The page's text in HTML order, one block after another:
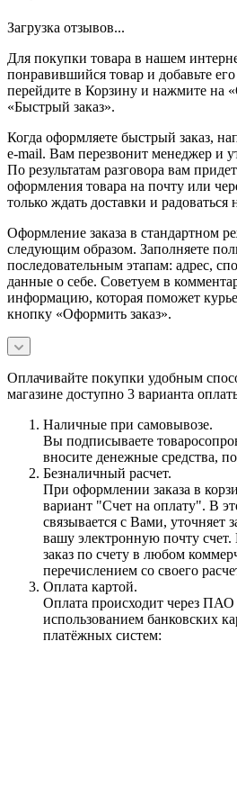
Загрузка отзывов...
Для покупки товара в нашем
понравившийся товар и добавьте
перейдите в Корзину и нажмите на
«Быстрый заказ».
Когда оформляете быстрый заказ,
e-mail. Вам перезвонит менеджер и
По результатам разговора вам
оформления товара на почту или
только ждать доставки и радоваться
Оформление заказа в стандартном
следующим образом. Заполняете
последовательным этапам: адрес,
данные о себе. Советуем в
информацию, которая поможет
кнопку «Оформить заказ».
Оплачивайте покупки удобным
магазине доступно 3 варианта
Наличные при самовывозе.
Вы подписываете
вносите денежные средства,
Безналичный расчет.
При оформлении заказа в
вариант "Счет на оплату". В
связывается с Вами, уточняет
вашу электронную почту
заказ по счету в любом
перечислением со своего
Оплата картой.
Оплата происходит через
использованием банковских
платёжных систем: